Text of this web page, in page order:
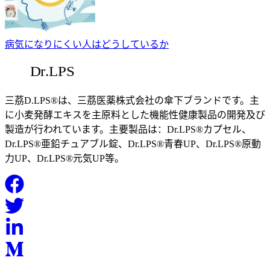
病気になりにくい人はどうしているか
三茘D.LPS®は、三茘医薬株式会社の傘下ブランドです。主
に小麦発酵エキスを主原料とした機能性健康製品の開発及び
製造が行われています。主要製品は：Dr.LPS®カプセル、
Dr.LPS®亜鉛チュアブル錠、Dr.LPS®青春UP、Dr.LPS®原動
力UP、Dr.LPS®元気UP等。